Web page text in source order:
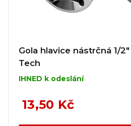
Gola hlavice nástrčná 1/
Tech
IHNED k odeslání
13,50 Kč